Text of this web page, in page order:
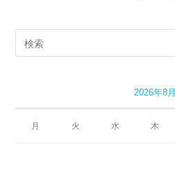
2026年8月
月 火 水 木